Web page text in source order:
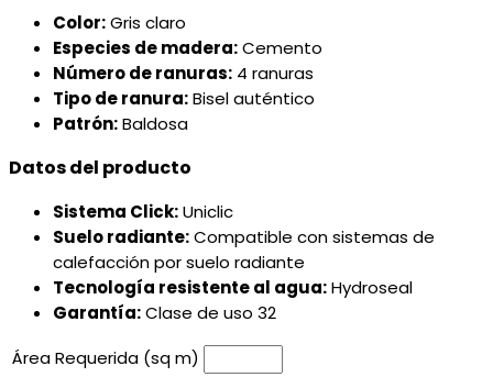
Color:Gris claro
Especies de madera:Cemento
Número de ranuras: 4 ranuras
Tipo de ranura:Bisel auténtico
Patrón:Baldosa
Datos del producto
Sistema Click:Uniclic
Suelo radiante:Compatible con sistemas de
calefacción por suelo radiante
Tecnología resistente al agua:Hydroseal
Garantía:Clase de uso 32
Área Requerida (sq m)